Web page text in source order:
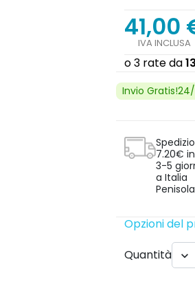
41,00
IVA INCLUSA
Invio
7.20€ in
3-5
a Italia
Penisola
Opzioni del
Quantità
